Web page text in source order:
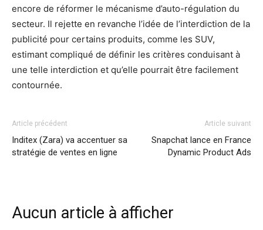
encore de réformer le mécanisme d’auto-régulation du
secteur. Il rejette en revanche l’idée de l’interdiction de la
publicité pour certains produits, comme les SUV,
estimant compliqué de définir les critères conduisant à
une telle interdiction et qu’elle pourrait être facilement
contournée.
Article précédent
Inditex (Zara) va accentuer sa
stratégie de ventes en ligne
Article suivant
Snapchat lance en France
Dynamic Product Ads
Aucun article à afficher